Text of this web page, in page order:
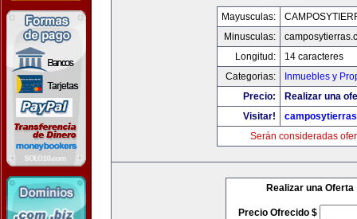
Mayusculas:
Minusculas:
Longitud:
14 caracteres
Categorias:
Inmuebles y
Precio:
Realizar una
Visitar!
Serán consideradas
Realizar una Oferta
Precio Ofrecido $